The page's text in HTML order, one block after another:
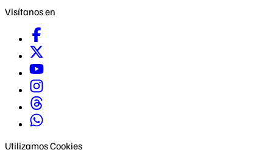
Visítanos en
Utilizamos Cookies